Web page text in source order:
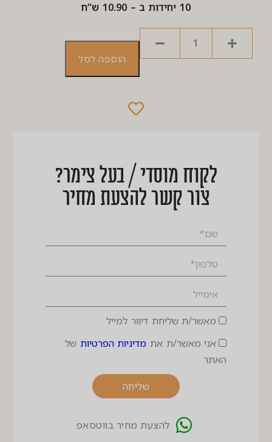
10 יחידות ב – 10.90 ש”ח
הוספה לסל
לקוח מוסדי / בעל צימר?
צור קשר להצעת מחיר
מאשר/ת שליחת דיוור למייל
אני מאשר/ת את מדיניות הפרטיות של
האתר
שליחה
להצעת מחיר בווטסאפ